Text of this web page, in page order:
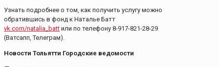
Узнать подробнее о том, как получить услугу можно
обратившись в фонд к Наталье Батт
vk.com/natalia_batt или по телефону 8-917-821-28-29
(Ватсапп, Телеграм).
Новости Тольятти Городские ведомости